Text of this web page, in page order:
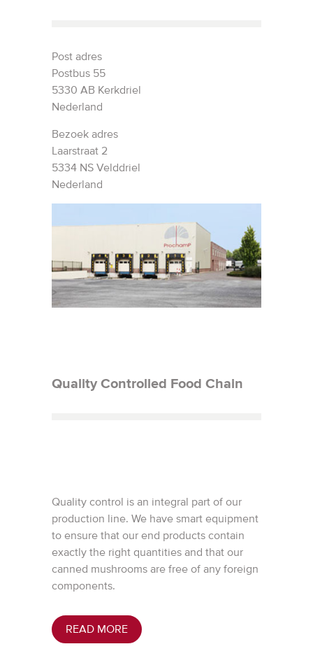
Post adres
Postbus 55
5330 AB Kerkdriel
Nederland
Bezoek adres
Laarstraat 2
5334 NS Velddriel
Nederland
Quality Controlled Food Chain
Quality control is an integral part of our
production line. We have smart equipment
to ensure that our end products contain
exactly the right quantities and that our
canned mushrooms are free of any foreign
components.
READ MORE